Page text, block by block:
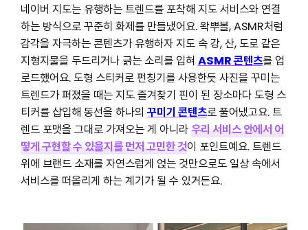
네이버 지도는 유행하는 트렌드를 포착해 지도 서비스와 연결
하는 방식으로 꾸준히 화제를 만들냈어요. 왁뿌볼, ASMR처럼
감각을 자극하는 콘텐츠가 유행하자 지도 속 강, 산, 도로 같은
지형지물을 두드리거나 긁는 소리를 입혀 ASMR 콘텐츠를 업
로드했어요. 도형 스티커로 펀칭기를 사용한듯 사진을 꾸미는
트렌드가 퍼졌을 때는 지도 즐겨찾기 핀이 된 장소마다 도형 스
티커를 삽입해 동선을 하나의 꾸미기 콘텐츠로 풀어냈고요. 트
렌드 포맷을 그대로 가져오는 게 아니라우리 서비스 안에서 어
떻게 구현할 수 있을지를 먼저 고민한 것이 포인트예요. 트렌드
위에 브랜드 소재를 자연스럽게 얹는 것만으로도 일상 속에서
서비스를 떠올리게 하는 계기가 될 수 있거든요.